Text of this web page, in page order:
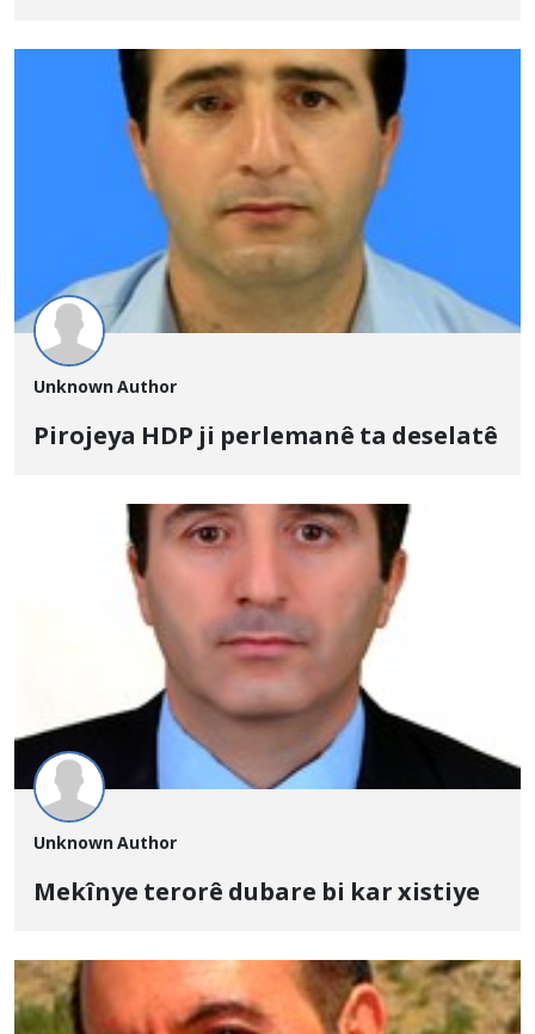
Unknown Author
Pirojeya HDP ji perlemanê ta deselatê
Unknown Author
Mekînye terorê dubare bi kar xistiye